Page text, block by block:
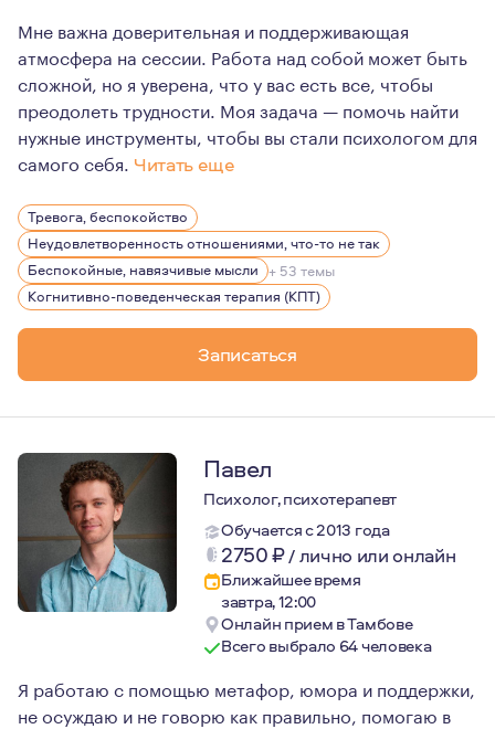
Мне важна доверительная и поддерживающая
атмосфера на сессии. Работа над собой может быть
сложной, но я уверена, что у вас есть все, чтобы
преодолеть трудности. Моя задача — помочь найти
нужные инструменты, чтобы вы стали психологом для
самого себя. Читать еще
Я являюсь членом Ассоциации когнитивно-
Тревога, беспокойство
Неудовлетворенность отношениями, что-то не так
Беспокойные, навязчивые мысли + 53 темы
Когнитивно-поведенческая терапия (КПТ)
Записаться
Павел
Психолог, психотерапевт
Обучается с 2013 года
2750₽/лично или онлайн
Ближайшее время
завтра, 12:00
Онлайн прием в Тамбове
Всего выбрало 64 человека
Я работаю с помощью метафор, юмора и поддержки,
не осуждаю и не говорю как правильно, помогаю в